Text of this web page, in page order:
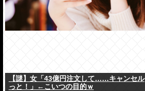
【謎】女「43億円注文して……キャンセル
っと！」←こいつの目的ｗ